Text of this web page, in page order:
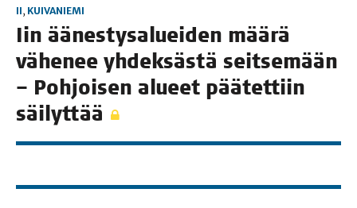
II, KUIVANIEMI
Iin äänes­ty­sa­luei­den mää­rä
vähe­nee yhdek­säs­tä seit­se­mään
– Poh­joi­sen alu­eet pää­tet­tiin
säilyttää